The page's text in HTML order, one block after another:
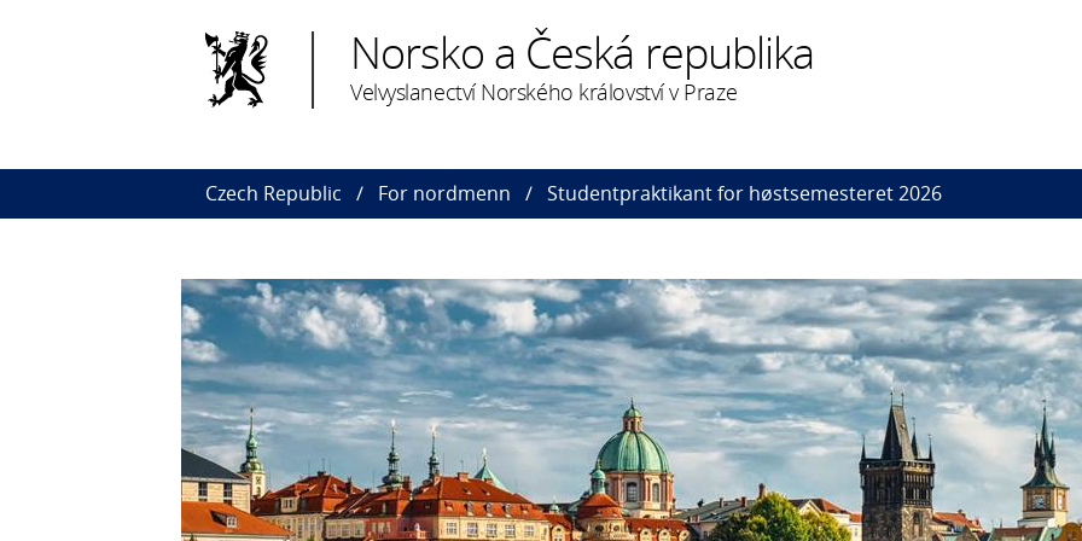
Norsko a Česká republika
Velvyslanectví Norského království v Praze
Czech Republic For nordmenn Studentpraktikant for høstsemesteret 2026